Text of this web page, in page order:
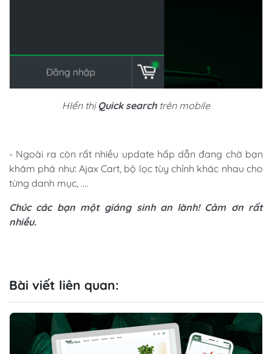
HIển thị Quick search trên mobile
- Ngoài ra còn rất nhiều update hấp dẫn đang chờ bạn
khám phá như: Ajax Cart, bộ lọc tùy chỉnh khác nhau cho
từng danh mục, ....
Chúc các bạn một giáng sinh an lành! Cảm ơn rất
nhiều.
Bài viết liên quan: